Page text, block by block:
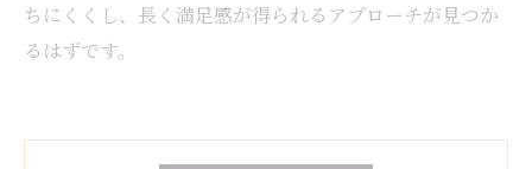
ちにくくし、長く満足感が得られるアプローチが見つか
るはずです。